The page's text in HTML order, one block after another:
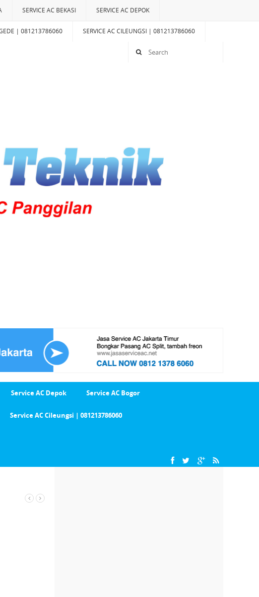
SERVICE AC BEKASI SERVICE AC DEPOK
| 081213786060 SERVICE AC CILEUNGSI | 081213786060
Service AC Depok Service AC Bogor
Service AC Cileungsi | 081213786060